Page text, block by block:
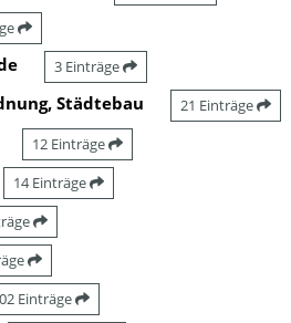
3 Einträge
Städtebau 21 Einträge
12 Einträge
14 Einträge
Einträge